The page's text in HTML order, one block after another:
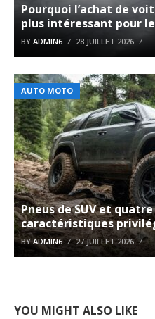
Pourquoi l’achat de
plus intéressant pour
BY ADMIN6 28 JUILLET 2026
AUTO MOTO
Pneus de SUV et
caractéristiques
BYADMIN6 27 JUILLET 2026
YOU MIGHT ALSO LIKE